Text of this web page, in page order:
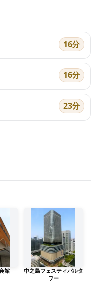
16分
16分
23分
館
中之島フェスティバルタ
ワー